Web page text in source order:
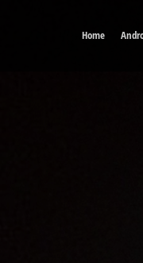
Home